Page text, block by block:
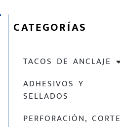
CATEGORÍAS
TACOS DE ANCLAJE
ADHESIVOS Y
SELLADOS
PERFORACIÓN, CORTE